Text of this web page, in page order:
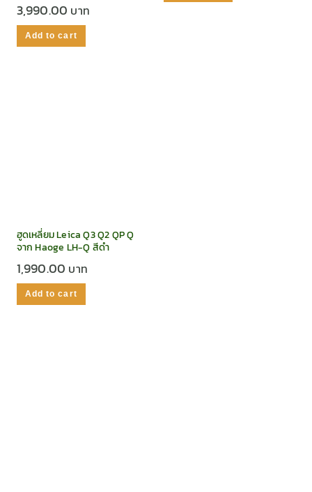
3,990.00
Add to cart
ฮูดเหลี่ยม Leica Q3 Q2 QP Q
จาก Haoge LH-Q สีดำ
1,990.00
Add to cart